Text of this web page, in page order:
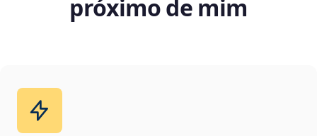
próximo de mim